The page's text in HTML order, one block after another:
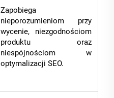
Zapobiega
nieporozumieniom przy
wycenie, niezgodnościom
produktu oraz
niespójnościom w
optymalizacji SEO.